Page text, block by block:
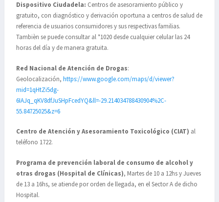
Dispositivo Ciudadela: Centros de asesoramiento público y
gratuito, con diagnóstico y derivación oportuna a centros de salud de
referencia de usuarios consumidores y sus respectivas familias.
Tambièn se puede consultar al *1020 desde cualquier celular las 24
horas del día y de manera gratuita.
Red Nacional de Atención de Drogas:
Geolocalización, https://www.google.com/maps/d/viewer?
mid=1qHtZi5dg-
6IAJq_qKV8dfJuSHpFcedYQ&ll=-29.214034788430904%2C-
55.84725025&z=6
Centro de Atención y Asesoramiento Toxicológico (CIAT) al
teléfono 1722.
Programa de prevención laboral de consumo de alcohol y
otras drogas (Hospital de Clínicas), Martes de 10 a 12hs y Jueves
de 13 a 16hs, se atiende por orden de llegada, en el Sector A de dicho
Hospital.